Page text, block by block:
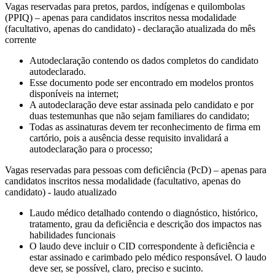
Vagas reservadas para pretos, pardos, indígenas e quilombolas
(PPIQ) – apenas para candidatos inscritos nessa modalidade
(facultativo, apenas do candidato) - declaração atualizada do mês
corrente
Autodeclaração contendo os dados completos do candidato
autodeclarado.
Esse documento pode ser encontrado em modelos prontos
disponíveis na internet;
A autodeclaração deve estar assinada pelo candidato e por
duas testemunhas que não sejam familiares do candidato;
Todas as assinaturas devem ter reconhecimento de firma em
cartório, pois a ausência desse requisito invalidará a
autodeclaração para o processo;
Vagas reservadas para pessoas com deficiência (PcD) – apenas para
candidatos inscritos nessa modalidade (facultativo, apenas do
candidato) - laudo atualizado
Laudo médico detalhado contendo o diagnóstico, histórico,
tratamento, grau da deficiência e descrição dos impactos nas
habilidades funcionais
O laudo deve incluir o CID correspondente à deficiência e
estar assinado e carimbado pelo médico responsável. O laudo
deve ser, se possível, claro, preciso e sucinto.